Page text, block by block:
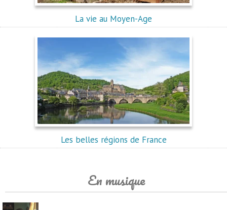
La vie au Moyen-Age
Les belles régions de France
En musique